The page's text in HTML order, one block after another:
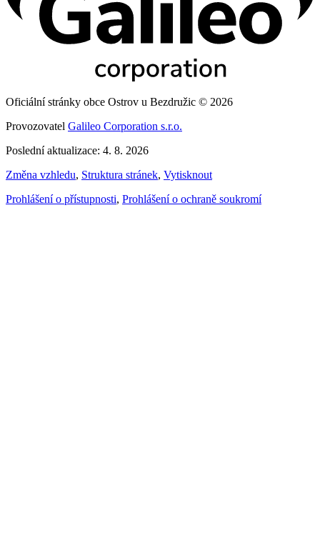
Oficiální stránky obce Ostrov u Bezdružic © 2026
Provozovatel Galileo Corporation s.r.o.
Poslední aktualizace: 4. 8. 2026
Změna vzhledu, Struktura stránek, Vytisknout
Prohlášení o přístupnosti, Prohlášení o ochraně soukromí